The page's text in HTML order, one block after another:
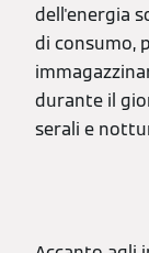
dell'energia
di consumo,
durante il
serali e